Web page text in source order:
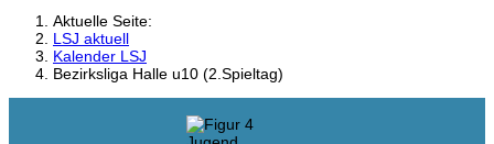
Aktuelle Seite:
LSJ aktuell
Kalender LSJ
Bezirksliga Halle u10 (2.Spieltag)